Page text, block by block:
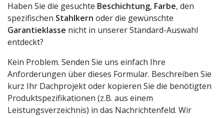
Haben Sie die gesuchte Beschichtung, Farbe, den
spezifischen Stahlkern oder die gewünschte
Garantieklasse nicht in unserer Standard-Auswahl
entdeckt?
Kein Problem. Senden Sie uns einfach Ihre
Anforderungen über dieses Formular. Beschreiben Sie
kurz Ihr Dachprojekt oder kopieren Sie die benötigten
Produktspezifikationen (z.B. aus einem
Leistungsverzeichnis) in das Nachrichtenfeld. Wir